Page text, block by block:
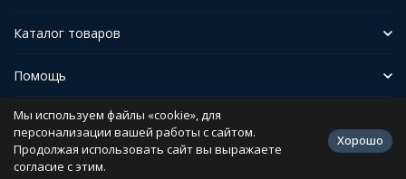
Каталог товаров
Помощь
Иформация
Политика персональных данных
Мы используем файлы «cookie», для
персонализации вашей работы с сайтом.
Продолжая использовать сайт вы выражаете
согласие с этим.
Хорошо